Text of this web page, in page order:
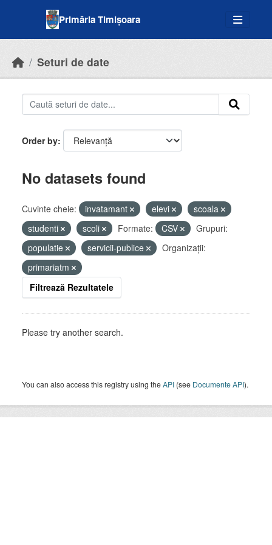
Primăria Timișoara
Seturi de date
Order by
No datasets found
Cuvinte cheie: invatamant elevi
scoala
studenti
scoli Formate: CSV
Grupuri:
populatie
servicii-publice
Organizații:
primariatm
Filtrează Rezultatele
Please try another search.
You can also access this registry using theAPI (see Documente API).